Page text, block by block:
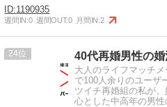
1190935
週間IN:0 週間OUT:0 月間IN:2
24 40代再婚男性の
大人のライフマッチ
で100人余りのユーザ
ツイチ再婚組の私が
心とした中高年の男